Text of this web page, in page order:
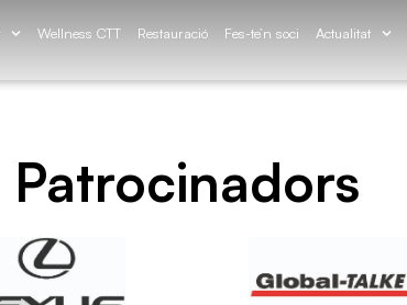
Wellness CTT Restauració Fes-te’n soci Actualitat
Patrocinadors